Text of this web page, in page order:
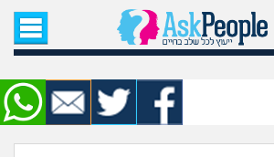
עמוד הבית
שאל שאלה
שאלות חדשות